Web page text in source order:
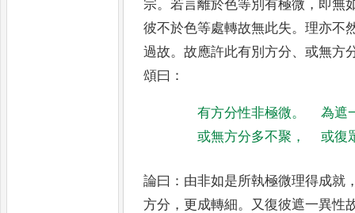
宗。若言離於色等別有極微 ， 即無
彼不於色等處轉故無此失。理亦不
過故。故應許此有別方分、或無方
頌 曰 ：
有方分性非極微。
為遮
或無方分多不聚 ， 或復
論曰 ： 由非如是所執極微理得成就
方分 ，更成轉細。
又復彼遮一異性